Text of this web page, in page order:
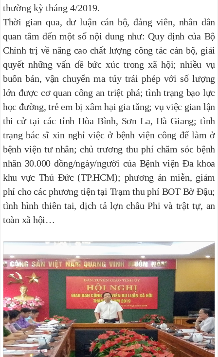
thường kỳ tháng 4/2019.
Thời gian qua, dư luận cán bộ, đảng viên, nhân dân
quan tâm đến một số nội dung như: Quy định của Bộ
Chính trị về nâng cao chất lượng công tác cán bộ, giải
quyết những vấn đề bức xúc trong xã hội; nhiều vụ
buôn bán, vận chuyển ma túy trái phép với số lượng
lớn được cơ quan công an triệt phá; tình trạng bạo lực
học đường, trẻ em bị xâm hại gia tăng; vụ việc gian lận
thi cử tại các tỉnh Hòa Bình, Sơn La, Hà Giang; tình
trạng bác sĩ xin nghỉ việc ở bệnh viện công để làm ở
bệnh viện tư nhân; chủ trương thu phí chăm sóc bệnh
nhân 30.000 đồng/ngày/người của Bệnh viện Đa khoa
khu vực Thủ Ðức (TP.HCM); phương án miễn, giảm
phí cho các phương tiện tại Trạm thu phí BOT Bờ Đậu;
tình hình thiên tai, dịch tả lợn châu Phi và trật tự, an
toàn xã hội…